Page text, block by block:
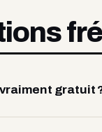
gratuit